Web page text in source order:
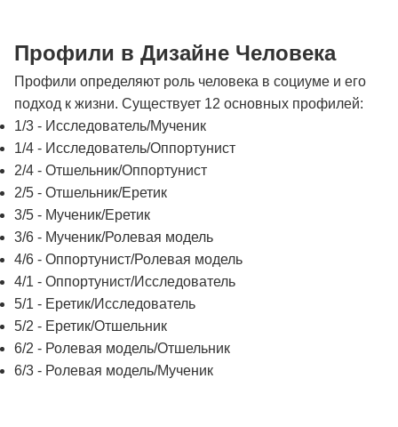
Профили в Дизайне Человека
Профили определяют роль человека в социуме и его
подход к жизни. Существует 12 основных профилей:
1/3 - Исследователь/Мученик
1/4 - Исследователь/Оппортунист
2/4 - Отшельник/Оппортунист
2/5 - Отшельник/Еретик
3/5 - Мученик/Еретик
3/6 - Мученик/Ролевая модель
4/6 - Оппортунист/Ролевая модель
4/1 - Оппортунист/Исследователь
5/1 - Еретик/Исследователь
5/2 - Еретик/Отшельник
6/2 - Ролевая модель/Отшельник
6/3 - Ролевая модель/Мученик